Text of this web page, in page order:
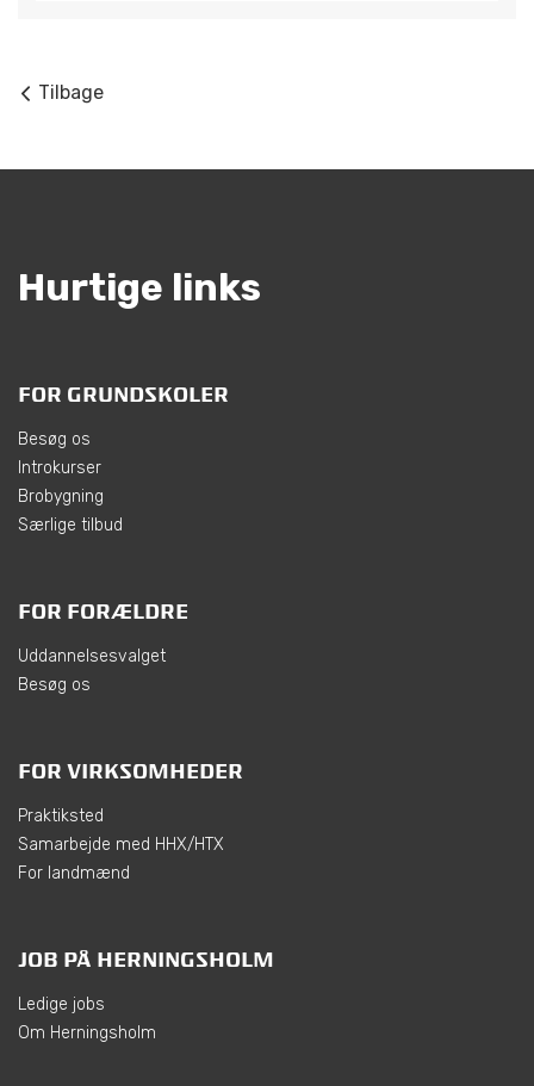
Tilbage
Hurtige links
FOR GRUNDSKOLER
Besøg os
Introkurser
Brobygning
Særlige tilbud
FOR FORÆLDRE
Uddannelsesvalget
Besøg os
FOR VIRKSOMHEDER
Praktiksted
Samarbejde med HHX/HTX
For landmænd
JOB PÅ HERNINGSHOLM
Ledige jobs
Om Herningsholm